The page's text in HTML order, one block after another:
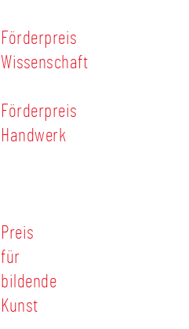
Förderpreis
Wissenschaft
Förderpreis
Handwerk
Preis
für
bildende
Kunst